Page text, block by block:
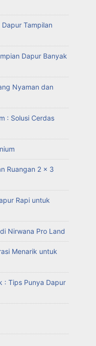
Tampilan
Dapur Banyak
Nyaman dan
: Solusi Cerdas
Ruangan 2 x 3
Rapi untuk
Nirwana Pro Land
Menarik untuk
: Tips Punya Dapur